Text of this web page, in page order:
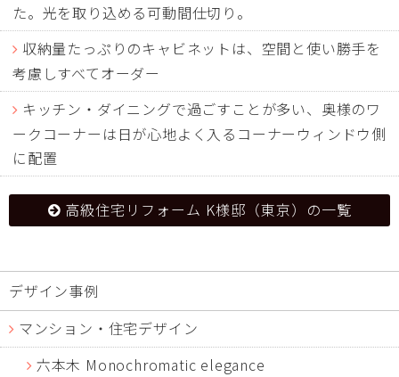
た。光を取り込める可動間仕切り。
収納量たっぷりのキャビネットは、空間と使い勝手を
考慮しすべてオーダー
キッチン・ダイニングで過ごすことが多い、奥様のワ
ークコーナーは日が心地よく入るコーナーウィンドウ側
に配置
高級住宅リフォーム K様邸（東京）の一覧
デザイン事例
マンション・住宅デザイン
六本木 Monochromatic elegance